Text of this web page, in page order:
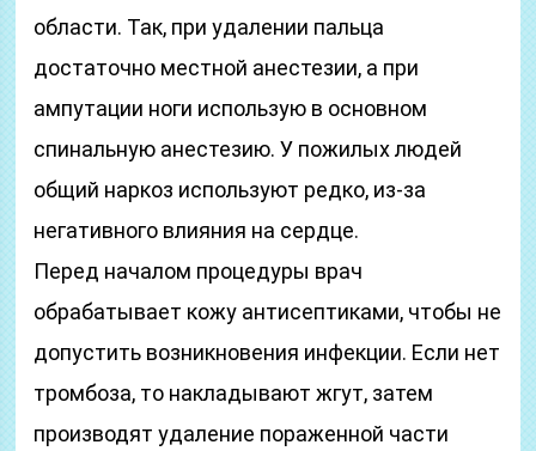
области. Так, при удалении пальца
достаточно местной анестезии, а при
ампутации ноги использую в основном
спинальную анестезию. У пожилых людей
общий наркоз используют редко, из-за
негативного влияния на сердце.
Перед началом процедуры врач
обрабатывает кожу антисептиками, чтобы не
допустить возникновения инфекции. Если нет
тромбоза, то накладывают жгут, затем
производят удаление пораженной части